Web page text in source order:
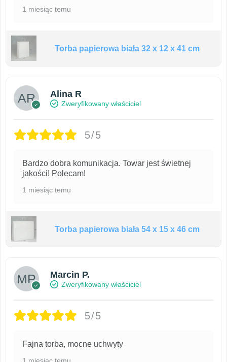
1 miesiąc temu
Torba papierowa biała 32 x 12 x 41 cm
Alina R
Zweryfikowany właściciel
5/5
Bardzo dobra komunikacja. Towar jest świetnej
jakości! Polecam!
1 miesiąc temu
Torba papierowa biała 54 x 15 x 46 cm
Marcin P.
Zweryfikowany właściciel
5/5
Fajna torba, mocne uchwyty